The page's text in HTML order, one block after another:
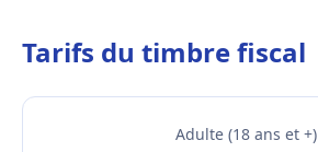
Tarifs du timbre fiscal
Adulte (18 ans et +)